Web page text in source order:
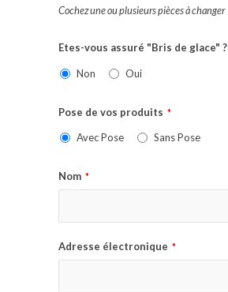
Cochez une ou plusieurs pièces à changer
Etes-vous assuré "Bris de glace" ?
Non Oui
Pose de vos produits *
Avec Pose Sans Pose
Nom *
Adresse électronique *